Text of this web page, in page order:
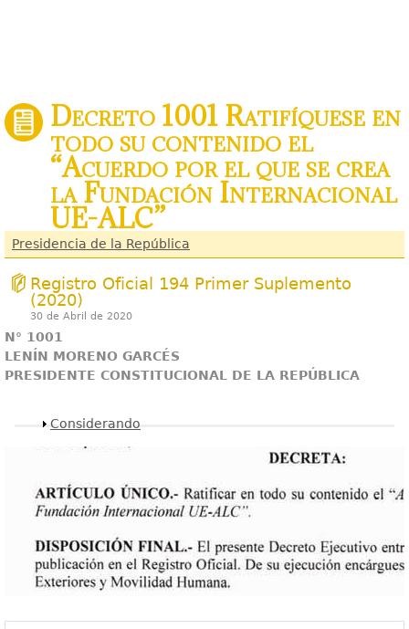
Decreto 1001 Ratifíquese en
todo su contenido el
“Acuerdo por el que se crea
la Fundación Internacional
UE-ALC”
Presidencia de la República
Registro Oficial 194 Primer Suplemento
(2020)
30 de Abril de 2020
N° 1001
LENÍN MORENO GARCÉS
PRESIDENTE CONSTITUCIONAL DE LA REPÚBLICA
Mostrar
Considerando